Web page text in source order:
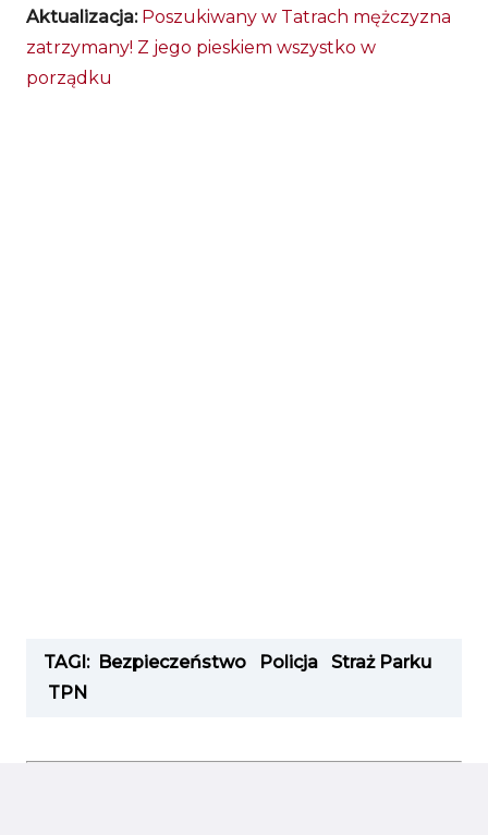
Aktualizacja: Poszukiwany w Tatrach mężczyzna
zatrzymany! Z jego pieskiem wszystko w
porządku
TAGI: Bezpieczeństwo Policja
Straż Parku
TPN